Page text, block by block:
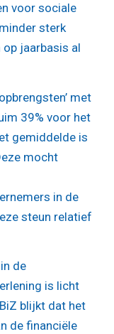
voor sociale
sterk
jaarbasis al
met
39% voor het
gemiddelde is
mocht
in de
steun relatief
de
is licht
blijkt dat het
de financiële